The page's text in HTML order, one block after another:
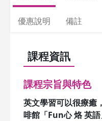
優惠說明 備註
課程資訊
課程宗旨與特色
英文學習可以很療癒
啡館「Fun心 烙 英語